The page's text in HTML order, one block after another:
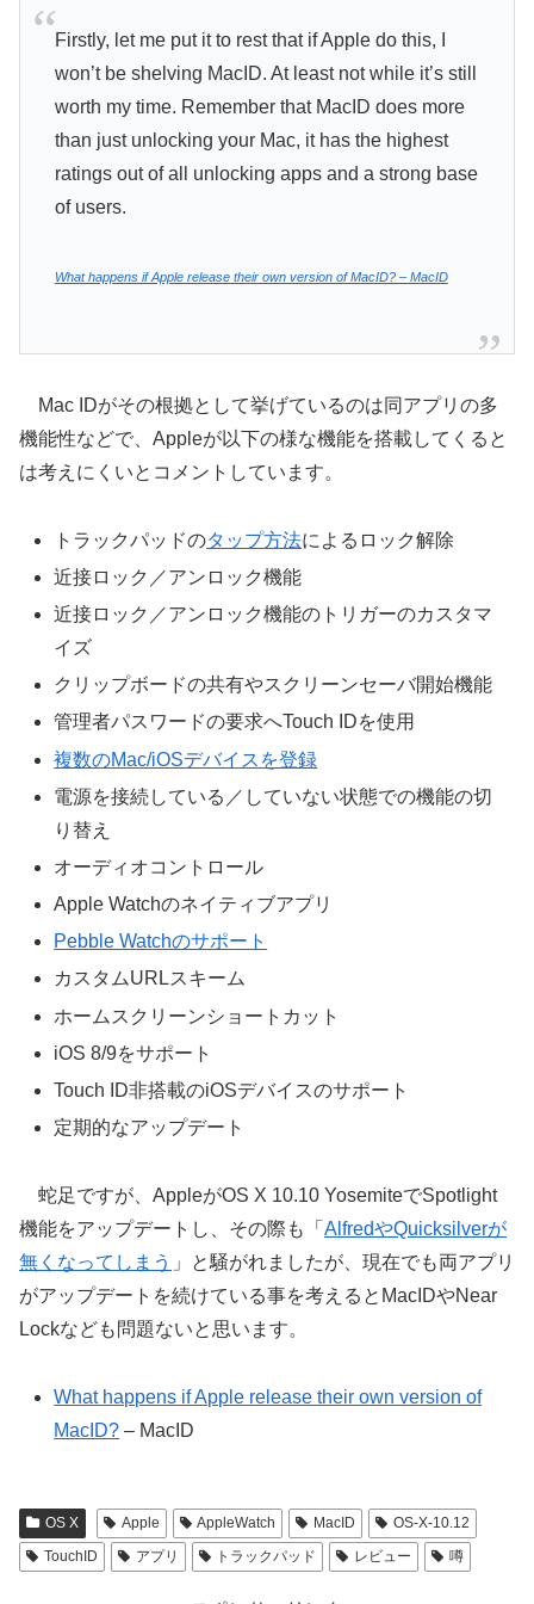
Firstly, let me put it to rest that if Apple do this, I
won’t be shelving MacID. At least not while it’s still
worth my time. Remember that MacID does more
than just unlocking your Mac, it has the highest
ratings out of all unlocking apps and a strong base
of users.
What happens if Apple release their own version of MacID? – MacID
Mac IDがその根拠として挙げているのは同アプリの多
機能性などで、Appleが以下の様な機能を搭載してくると
は考えにくいとコメントしています。
トラックパッドのタップ方法によるロック解除
近接ロック／アンロック機能
近接ロック／アンロック機能のトリガーのカスタマ
イズ
クリップボードの共有やスクリーンセーバ開始機能
管理者パスワードの要求へTouch IDを使用
複数のMac/iOSデバイスを登録
電源を接続している／していない状態での機能の切
り替え
オーディオコントロール
Apple Watchのネイティブアプリ
Pebble Watchのサポート
カスタムURLスキーム
ホームスクリーンショートカット
iOS 8/9をサポート
Touch ID非搭載のiOSデバイスのサポート
定期的なアップデート
蛇足ですが、AppleがOS X 10.10 YosemiteでSpotlight
機能をアップデートし、その際も「 AlfredやQuicksilverが
無くなってしまう 」と騒がれましたが、現在でも両アプリ
がアップデートを続けている事を考えるとMacIDやNear
Lockなども問題ないと思います。
What happens if Apple release their own version of
MacID? – MacID
OS X Apple AppleWatch MacID
OS-X-10.12
TouchID
アプリ トラックパッド レビュー 噂